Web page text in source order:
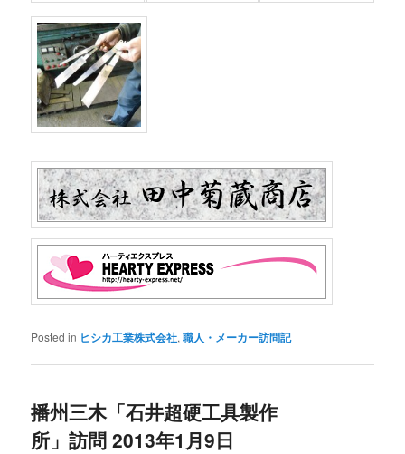
Posted in ヒシカ工業株式会社,職人・メーカー訪問記
播州三木「石井超硬工具製作
所」訪問 2013年1月9日